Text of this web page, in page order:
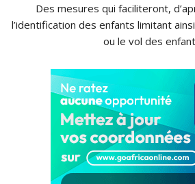
Des mesures qui faciliteront,
l’identification des enfants limitant
ou le vol des